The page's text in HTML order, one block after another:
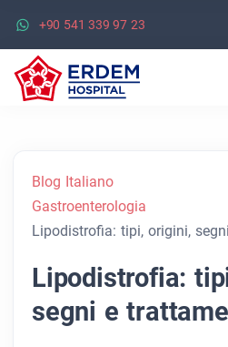
+90 541 339 97 23
Blog Italiano
Gastroenterologia
Lipodistrofia: tipi, origini,
Lipodistrofia:
segni e